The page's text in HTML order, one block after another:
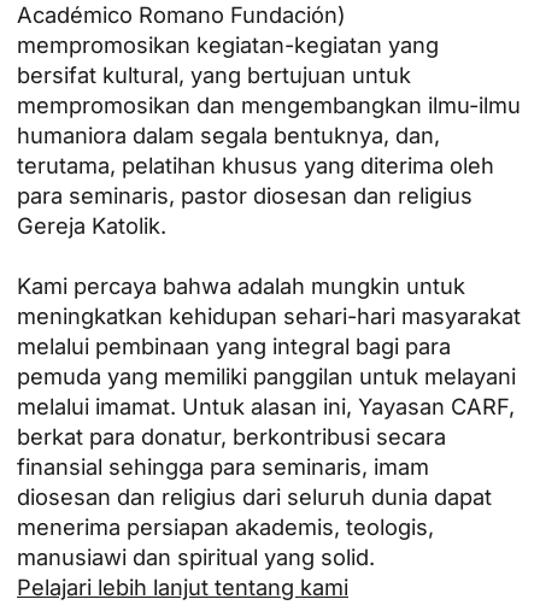
Académico Romano Fundación)
mempromosikan kegiatan-kegiatan yang
bersifat kultural, yang bertujuan untuk
mempromosikan dan mengembangkan ilmu-ilmu
humaniora dalam segala bentuknya, dan,
terutama, pelatihan khusus yang diterima oleh
para seminaris, pastor diosesan dan religius
Gereja Katolik.
Kami percaya bahwa adalah mungkin untuk
meningkatkan kehidupan sehari-hari masyarakat
melalui pembinaan yang integral bagi para
pemuda yang memiliki panggilan untuk melayani
melalui imamat. Untuk alasan ini, Yayasan CARF,
berkat para donatur, berkontribusi secara
finansial sehingga para seminaris, imam
diosesan dan religius dari seluruh dunia dapat
menerima persiapan akademis, teologis,
manusiawi dan spiritual yang solid.
Pelajari lebih lanjut tentang kami